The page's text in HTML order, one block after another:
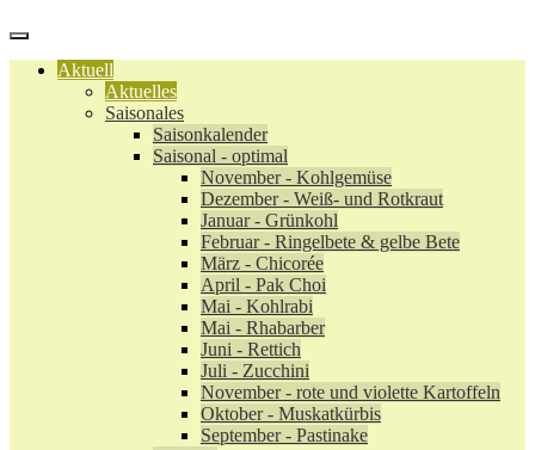
Aktuell
Aktuelles
Saisonales
Saisonkalender
Saisonal - optimal
November - Kohlgemüse
Dezember - Weiß- und Rotkraut
Januar - Grünkohl
Februar - Ringelbete & gelbe Bete
März - Chicorée
April - Pak Choi
Mai - Kohlrabi
Mai - Rhabarber
Juni - Rettich
Juli - Zucchini
November - rote und violette Kartoffeln
Oktober - Muskatkürbis
September - Pastinake